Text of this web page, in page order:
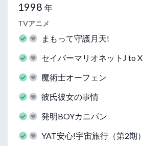
1998 年
TVアニメ
まもって守護月天!
セイバーマリオネットJ to X
魔術士オーフェン
彼氏彼女の事情
発明BOYカニパン
YAT安心!宇宙旅行（第2期）